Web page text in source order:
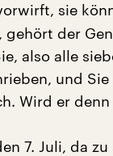
sie
gehört der
also alle
und
Wird er
7. Juli, da